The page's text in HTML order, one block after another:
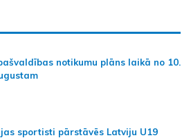
notikumu plāns laikā no 10.
sportisti pārstāvēs Latviju U19